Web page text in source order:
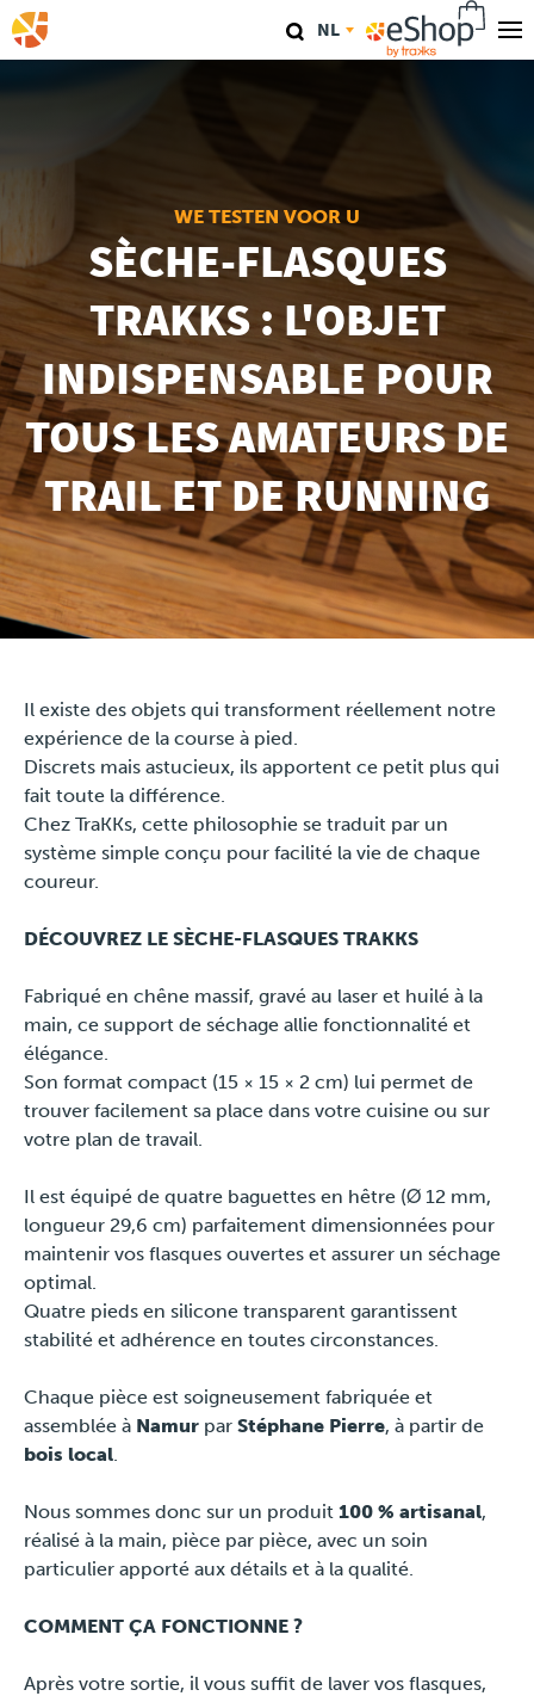
Overslaan
en
deOnze Winkels
TraKKs Lab
Clinics
Conferenties
Race
Travel
Travel
Over ons
Jobs
News
Partners
Pers
NL
WE TESTEN VOOR U
SÈCHE-FLASQUES
TRAKKS : L'OBJET
INDISPENSABLE POUR
TOUS LES AMATEURS DE
TRAIL ET DE RUNNING
Il existe des objets qui transforment réellement notre
expérience de la course à pied.
Discrets mais astucieux, ils apportent ce petit plus qui
fait toute la différence.
Chez TraKKs, cette philosophie se traduit par un
système simple conçu pour facilité la vie de chaque
coureur.
DÉCOUVREZ LE SÈCHE-FLASQUES TRAKKS
Fabriqué en chêne massif, gravé au laser et huilé à la
main, ce support de séchage allie fonctionnalité et
élégance.
Son format compact (15 × 15 × 2 cm) lui permet de
trouver facilement sa place dans votre cuisine ou sur
votre plan de travail.
Il est équipé de quatre baguettes en hêtre (Ø 12 mm,
longueur 29,6 cm) parfaitement dimensionnées pour
maintenir vos flasques ouvertes et assurer un séchage
optimal.
Quatre pieds en silicone transparent garantissent
stabilité et adhérence en toutes circonstances.
Chaque pièce est soigneusement fabriquée et
assemblée à Namur par Stéphane Pierre, à partir de
bois local.
Nous sommes donc sur un produit 100 % artisanal,
réalisé à la main, pièce par pièce, avec un soin
particulier apporté aux détails et à la qualité.
COMMENT ÇA FONCTIONNE ?
Après votre sortie, il vous suffit de laver vos flasques,